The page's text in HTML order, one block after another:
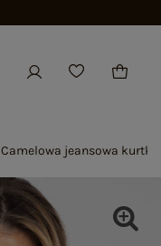
Camelowa jeansowa kurtka